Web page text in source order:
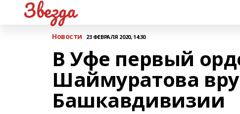
Звезда
Новости 23 ФЕВРАЛЯ 2020, 14:30
В Уфе первый
Шаймуратова
Башкавдивизии